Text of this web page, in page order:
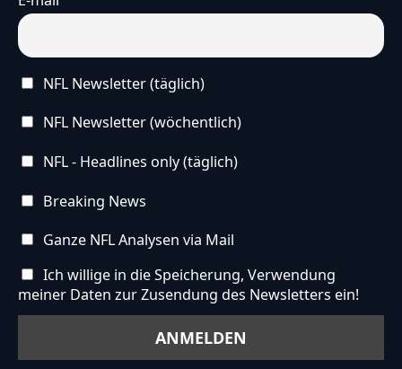
NFL Newsletter (täglich)
NFL Newsletter (wöchentlich)
NFL - Headlines only (täglich)
Breaking News
Ganze NFL Analysen via Mail
Ich willige in die Speicherung, Verwendung
meiner Daten zur Zusendung des Newsletters ein!